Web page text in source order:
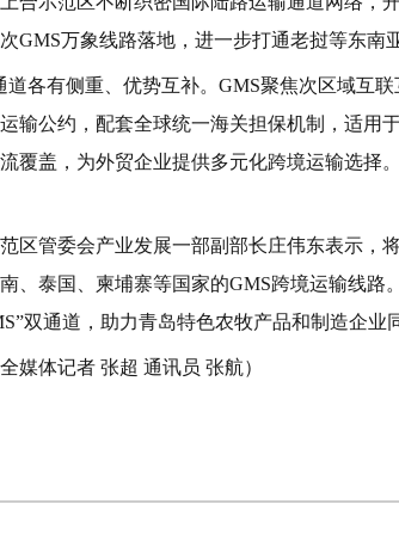
GMS万象线路落地，进一步打通老挝等东南
道各有侧重、优势互补。GMS聚焦次区域互
输公约，配套全球统一海关担保机制，适用
覆盖，为外贸企业提供多元化跨境运输选择
范区管委会产业发展一部副部长庄伟东表示，
、泰国、柬埔寨等国家的GMS跨境运输线路
双通道，助力青岛特色农牧产品和制造企业
全媒体记者 张超 通讯员 张航）